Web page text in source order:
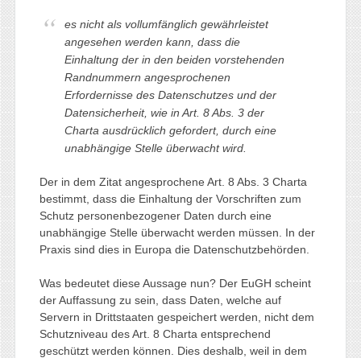
es nicht als vollumfänglich gewährleistet
angesehen werden kann, dass die
Einhaltung der in den beiden vorstehenden
Randnummern angesprochenen
Erfordernisse des Datenschutzes und der
Datensicherheit, wie in Art. 8 Abs. 3 der
Charta ausdrücklich gefordert, durch eine
unabhängige Stelle überwacht wird.
Der in dem Zitat angesprochene Art. 8 Abs. 3 Charta
bestimmt, dass die Einhaltung der Vorschriften zum
Schutz personenbezogener Daten durch eine
unabhängige Stelle überwacht werden müssen. In der
Praxis sind dies in Europa die Datenschutzbehörden.
Was bedeutet diese Aussage nun? Der EuGH scheint
der Auffassung zu sein, dass Daten, welche auf
Servern in Drittstaaten gespeichert werden, nicht dem
Schutzniveau des Art. 8 Charta entsprechend
geschützt werden können. Dies deshalb, weil in dem